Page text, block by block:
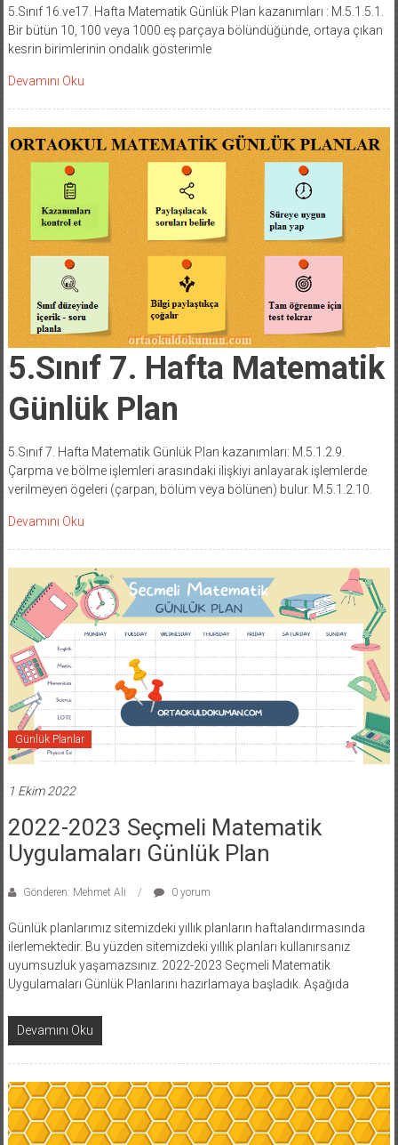
5.Sınıf 16.ve17. Hafta Matematik Günlük Plan kazanımları : M.5.1.5.1.
Bir bütün 10, 100 veya 1000 eş parçaya bölündüğünde, ortaya çıkan
kesrin birimlerinin ondalık gösterimle
Devamını Oku
5.Sınıf 7. Hafta Matematik
Günlük Plan
5.Sınıf 7. Hafta Matematik Günlük Plan kazanımları: M.5.1.2.9.
Çarpma ve bölme işlemleri arasındaki ilişkiyi anlayarak işlemlerde
verilmeyen ögeleri (çarpan, bölüm veya bölünen) bulur. M.5.1.2.10.
Devamını Oku
Günlük Planlar
1 Ekim 2022
2022-2023 Seçmeli Matematik
Uygulamaları Günlük Plan
Gönderen: Mehmet Ali 0 yorum
Günlük planlarımız sitemizdeki yıllık planların haftalandırmasında
ilerlemektedir. Bu yüzden sitemizdeki yıllık planları kullanırsanız
uyumsuzluk yaşamazsınız. 2022-2023 Seçmeli Matematik
Uygulamaları Günlük Planlarını hazırlamaya başladık. Aşağıda
Devamını Oku